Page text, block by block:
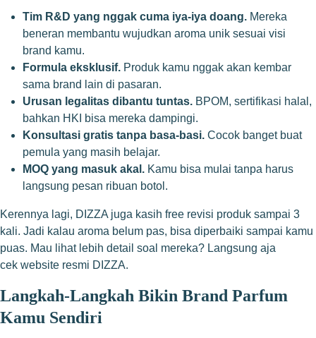
Tim R&D yang nggak cuma iya-iya doang. Mereka
beneran membantu wujudkan aroma unik sesuai visi
brand kamu.
Formula eksklusif. Produk kamu nggak akan kembar
sama brand lain di pasaran.
Urusan legalitas dibantu tuntas. BPOM, sertifikasi halal,
bahkan HKI bisa mereka dampingi.
Konsultasi gratis tanpa basa-basi. Cocok banget buat
pemula yang masih belajar.
MOQ yang masuk akal. Kamu bisa mulai tanpa harus
langsung pesan ribuan botol.
Kerennya lagi, DIZZA juga kasih free revisi produk sampai 3
kali. Jadi kalau aroma belum pas, bisa diperbaiki sampai kamu
puas. Mau lihat lebih detail soal mereka? Langsung aja
cek website resmi DIZZA.
Langkah-Langkah Bikin Brand Parfum
Kamu Sendiri